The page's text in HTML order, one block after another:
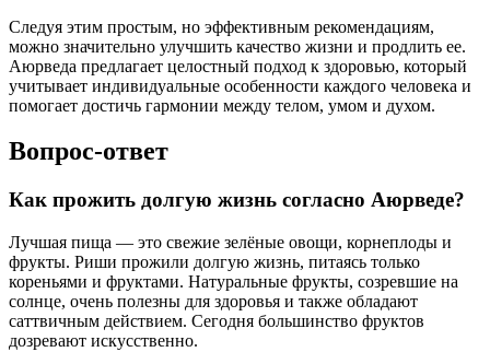
Следуя этим простым, но эффективным рекомендациям,
можно значительно улучшить качество жизни и продлить ее.
Аюрведа предлагает целостный подход к здоровью, который
учитывает индивидуальные особенности каждого человека и
помогает достичь гармонии между телом, умом и духом.
Вопрос-ответ
Как прожить долгую жизнь согласно Аюрведе?
Лучшая пища — это свежие зелёные овощи, корнеплоды и
фрукты. Риши прожили долгую жизнь, питаясь только
кореньями и фруктами. Натуральные фрукты, созревшие на
солнце, очень полезны для здоровья и также обладают
саттвичным действием. Сегодня большинство фруктов
дозревают искусственно.